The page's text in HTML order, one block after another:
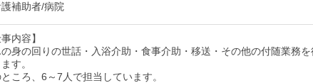
補助者/病院
内容】
の身の回りの世話・入浴介助・食事介助・移送・その他の付随業務を
す。
ころ、6～7人で担当しています。